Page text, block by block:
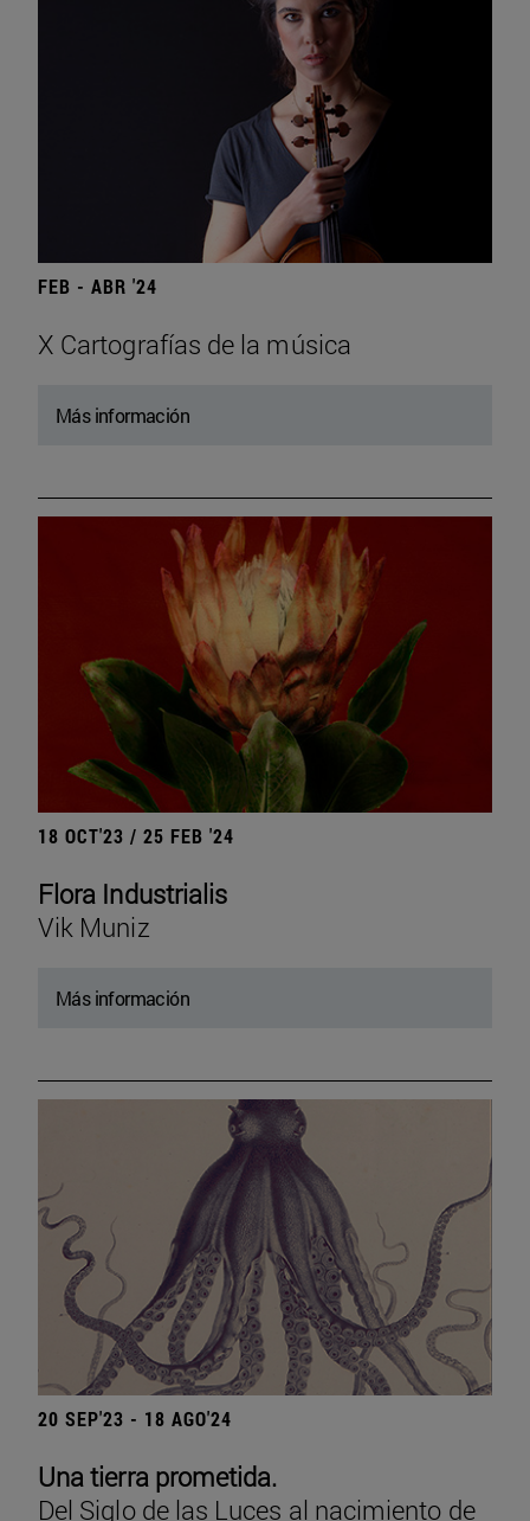
FEB - ABR '24
X Cartografías de la música
Más información
18 OCT'23 / 25 FEB '24
Flora Industrialis
Vik Muniz
Más información
20 SEP'23 - 18 AGO'24
Una tierra prometida.
Del Siglo de las Luces al nacimiento de